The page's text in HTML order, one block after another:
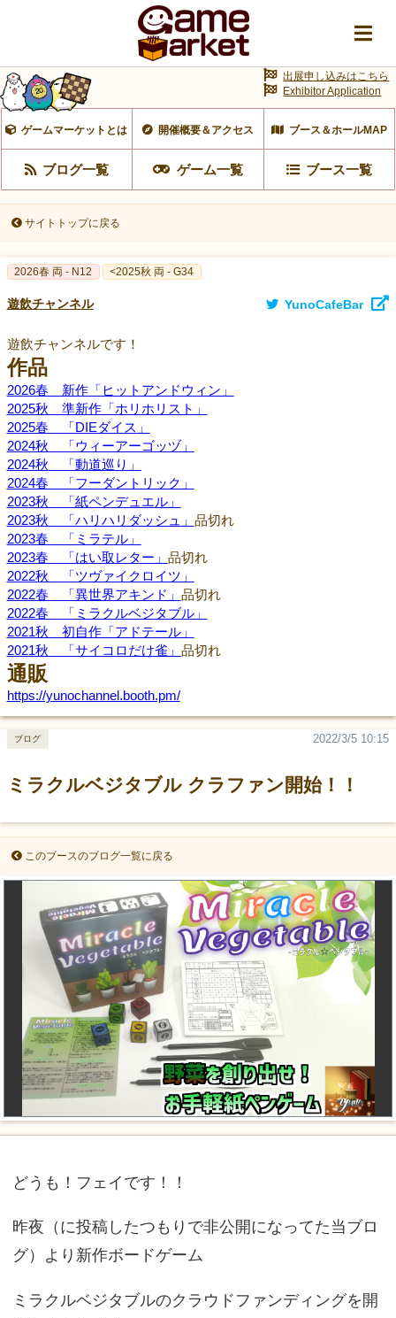
ゲームマーケットとは 開催概要＆アクセス ブース＆ホールMAP
ブログ一覧 ゲーム一覧 ブース一覧
出展申し込みはこちら
Exhibitor Application
サイトトップに戻る
2026春 両 - N12 <2025秋 両 - G34
遊飲チャンネル YunoCafeBar
遊飲チャンネルです！
作品
2026春 新作「ヒットアンドウィン」
2025秋 準新作「ホリホリスト」
2025春 「DIEダイス」
2024秋 「ウィーアーゴッヅ」
2024秋 「動道巡り」
2024春 「フーダントリック」
2023秋 「紙ペンデュエル」
2023秋 「ハリハリダッシュ」 品切れ
2023春 「ミラテル」
2023春 「はい取レター」 品切れ
2022秋 「ツヴァイクロイツ」
2022春 「異世界アキンド」 品切れ
2022春 「ミラクルベジタブル」
2021秋 初自作「アドテール」
2021秋 「サイコロだけ雀」 品切れ
通販
https://yunochannel.booth.pm/
ミラクルベジタブル クラファン開始！！
2022/3/5 10:15
ブログ
このブースのブログ一覧に戻る
どうも！フェイです！！
昨夜（に投稿したつもりで非公開になってた当ブロ
グ）より新作ボードゲーム
ミラクルベジタブルのクラウドファンディングを開